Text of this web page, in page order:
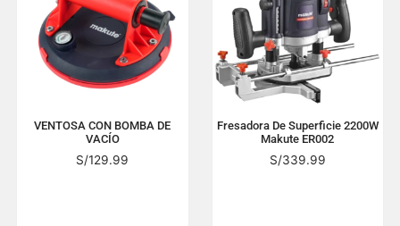
VENTOSA CON BOMBA DE
VACÍO
S/129.99
Fresadora De Superficie 2200W
Makute ER002
S/339.99